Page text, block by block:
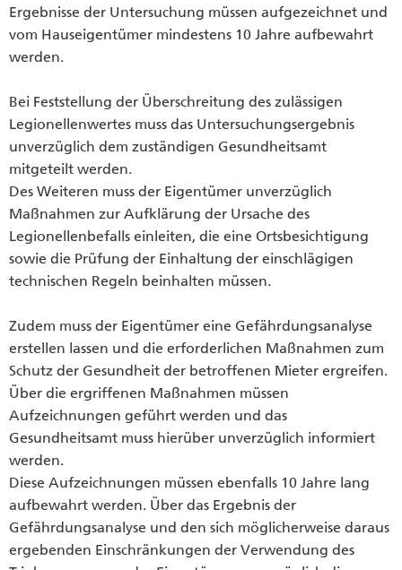
Ergebnisse der Untersuchung müssen aufgezeichnet und
vom Hauseigentümer mindestens 10 Jahre aufbewahrt
werden.
Bei Feststellung der Überschreitung des zulässigen
Legionellenwertes muss das Untersuchungsergebnis
unverzüglich dem zuständigen Gesundheitsamt
mitgeteilt werden.
Des Weiteren muss der Eigentümer unverzüglich
Maßnahmen zur Aufklärung der Ursache des
Legionellenbefalls einleiten, die eine Ortsbesichtigung
sowie die Prüfung der Einhaltung der einschlägigen
technischen Regeln beinhalten müssen.
Zudem muss der Eigentümer eine Gefährdungsanalyse
erstellen lassen und die erforderlichen Maßnahmen zum
Schutz der Gesundheit der betroffenen Mieter ergreifen.
Über die ergriffenen Maßnahmen müssen
Aufzeichnungen geführt werden und das
Gesundheitsamt muss hierüber unverzüglich informiert
werden.
Diese Aufzeichnungen müssen ebenfalls 10 Jahre lang
aufbewahrt werden. Über das Ergebnis der
Gefährdungsanalyse und den sich möglicherweise daraus
ergebenden Einschränkungen der Verwendung des